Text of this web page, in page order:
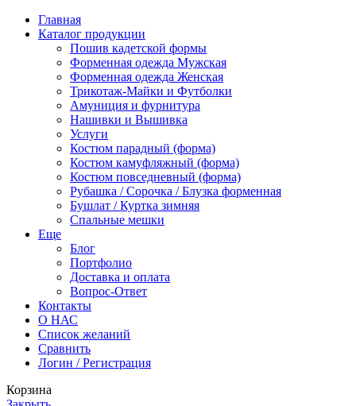
Главная
Каталог продукции
Пошив кадетской формы
Форменная одежда Мужская
Форменная одежда Женская
Трикотаж-Майки и Футболки
Амуниция и фурнитура
Нашивки и Вышивка
Услуги
Костюм парадный (форма)
Костюм камуфляжный (форма)
Костюм повседневный (форма)
Рубашка / Сорочка / Блузка форменная
Бушлат / Куртка зимняя
Спальные мешки
Еще
Блог
Портфолио
Доставка и оплата
Вопрос-Ответ
Контакты
О НАС
Список желаний
Сравнить
Логин / Регистрация
Корзина